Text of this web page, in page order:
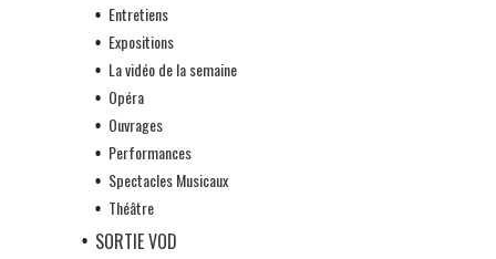
Entretiens
Expositions
La vidéo de la semaine
Opéra
Ouvrages
Performances
Spectacles Musicaux
Théâtre
SORTIE VOD